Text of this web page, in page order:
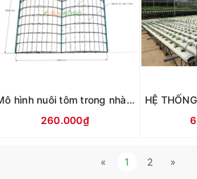
Mô hình nuôi tôm trong nhà kính
260.000₫
« 1 2 »